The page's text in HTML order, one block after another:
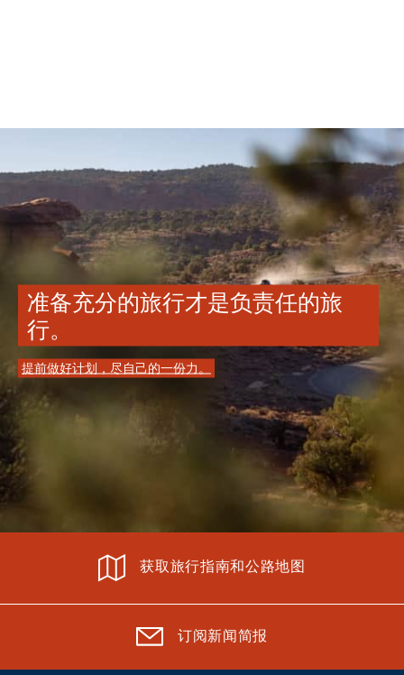
准备充分的旅行才是负责任的旅
行。
提前做好计划，尽自己的一份力。
获取旅行指南和公路地图
订阅新闻简报